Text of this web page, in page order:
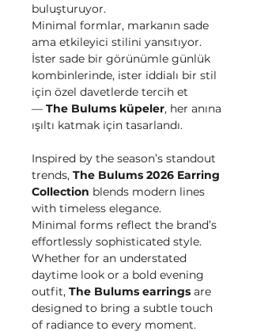
buluşturuyor.
Minimal formlar, markanın sade
ama etkileyici stilini yansıtıyor.
İster sade bir görünümle günlük
kombinlerinde, ister iddialı bir stil
için özel davetlerde tercih et
— The Bulums küpeler, her anına
ışıltı katmak için tasarlandı.
Inspired by the season’s standout
trends, The Bulums 2026 Earring
Collection blends modern lines
with timeless elegance.
Minimal forms reflect the brand’s
effortlessly sophisticated style.
Whether for an understated
daytime look or a bold evening
outfit, The Bulums earrings are
designed to bring a subtle touch
of radiance to every moment.